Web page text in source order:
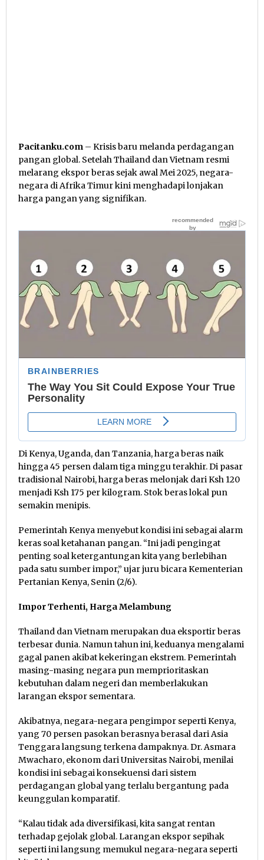
Pacitanku.com – Krisis baru melanda perdagangan
pangan global. Setelah Thailand dan Vietnam resmi
melarang ekspor beras sejak awal Mei 2025, negara-
negara di Afrika Timur kini menghadapi lonjakan
harga pangan yang signifikan.
Di Kenya, Uganda, dan Tanzania, harga beras naik
hingga 45 persen dalam tiga minggu terakhir. Di pasar
tradisional Nairobi, harga beras melonjak dari Ksh 120
menjadi Ksh 175 per kilogram. Stok beras lokal pun
semakin menipis.
Pemerintah Kenya menyebut kondisi ini sebagai alarm
keras soal ketahanan pangan. “Ini jadi pengingat
penting soal ketergantungan kita yang berlebihan
pada satu sumber impor,” ujar juru bicara Kementerian
Pertanian Kenya, Senin (2/6).
Impor Terhenti, Harga Melambung
Thailand dan Vietnam merupakan dua eksportir beras
terbesar dunia. Namun tahun ini, keduanya mengalami
gagal panen akibat kekeringan ekstrem. Pemerintah
masing-masing negara pun memprioritaskan
kebutuhan dalam negeri dan memberlakukan
larangan ekspor sementara.
Akibatnya, negara-negara pengimpor seperti Kenya,
yang 70 persen pasokan berasnya berasal dari Asia
Tenggara langsung terkena dampaknya. Dr. Asmara
Mwacharo, ekonom dari Universitas Nairobi, menilai
kondisi ini sebagai konsekuensi dari sistem
perdagangan global yang terlalu bergantung pada
keunggulan komparatif.
“Kalau tidak ada diversifikasi, kita sangat rentan
terhadap gejolak global. Larangan ekspor sepihak
seperti ini langsung memukul negara-negara seperti